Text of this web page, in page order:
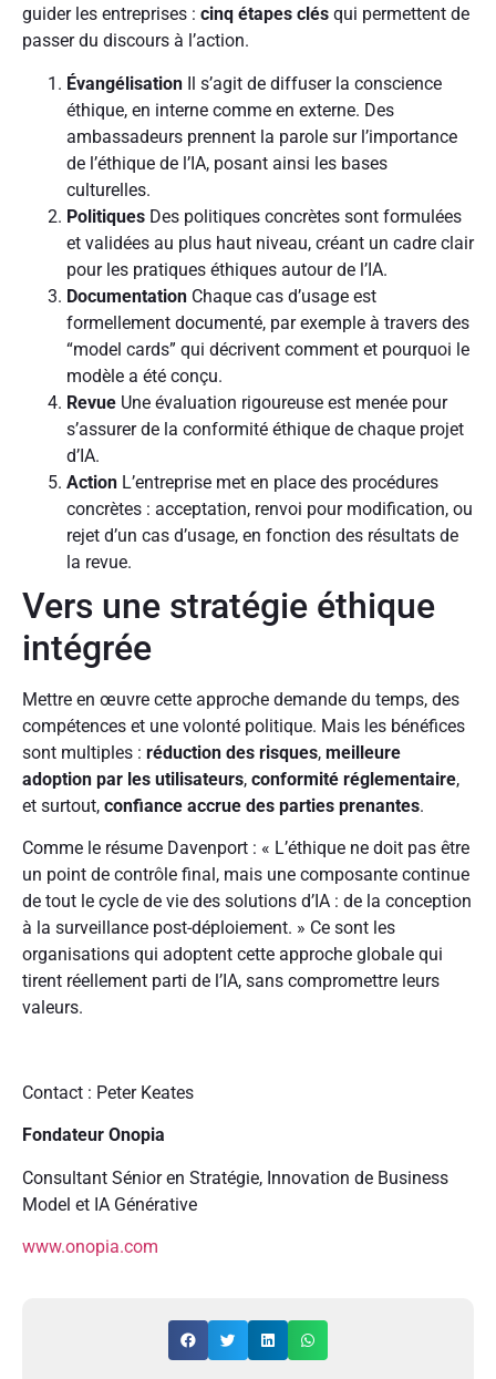
guider les entreprises : cinq étapes clés qui permettent de
passer du discours à l’action.
Évangélisation Il s’agit de diffuser la conscience
éthique, en interne comme en externe. Des
ambassadeurs prennent la parole sur l’importance
de l’éthique de l’IA, posant ainsi les bases
culturelles.
Politiques Des politiques concrètes sont formulées
et validées au plus haut niveau, créant un cadre clair
pour les pratiques éthiques autour de l’IA.
Documentation Chaque cas d’usage est
formellement documenté, par exemple à travers des
“model cards” qui décrivent comment et pourquoi le
modèle a été conçu.
Revue Une évaluation rigoureuse est menée pour
s’assurer de la conformité éthique de chaque projet
d’IA.
Action L’entreprise met en place des procédures
concrètes : acceptation, renvoi pour modification, ou
rejet d’un cas d’usage, en fonction des résultats de
la revue.
Vers une stratégie éthique
intégrée
Mettre en œuvre cette approche demande du temps, des
compétences et une volonté politique. Mais les bénéfices
sont multiples : réduction des risques, meilleure
adoption par les utilisateurs, conformité réglementaire,
et surtout, confiance accrue des parties prenantes.
Comme le résume Davenport : « L’éthique ne doit pas être
un point de contrôle final, mais une composante continue
de tout le cycle de vie des solutions d’IA : de la conception
à la surveillance post-déploiement. » Ce sont les
organisations qui adoptent cette approche globale qui
tirent réellement parti de l’IA, sans compromettre leurs
valeurs.
Contact : Peter Keates
Fondateur Onopia
Consultant Sénior en Stratégie, Innovation de Business
Model et IA Générative
www.onopia.com